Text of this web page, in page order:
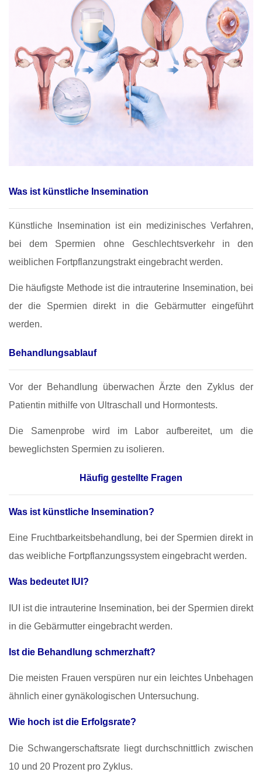
Was ist künstliche Insemination
Künstliche Insemination ist ein medizinisches Verfahren,
bei dem Spermien ohne Geschlechtsverkehr in den
weiblichen Fortpflanzungstrakt eingebracht werden.
Die häufigste Methode ist die intrauterine Insemination, bei
der die Spermien direkt in die Gebärmutter eingeführt
werden.
Behandlungsablauf
Vor der Behandlung überwachen Ärzte den Zyklus der
Patientin mithilfe von Ultraschall und Hormontests.
Die Samenprobe wird im Labor aufbereitet, um die
beweglichsten Spermien zu isolieren.
Häufig gestellte Fragen
Was ist künstliche Insemination?
Eine Fruchtbarkeitsbehandlung, bei der Spermien direkt in
das weibliche Fortpflanzungssystem eingebracht werden.
Was bedeutet IUI?
IUI ist die intrauterine Insemination, bei der Spermien direkt
in die Gebärmutter eingebracht werden.
Ist die Behandlung schmerzhaft?
Die meisten Frauen verspüren nur ein leichtes Unbehagen
ähnlich einer gynäkologischen Untersuchung.
Wie hoch ist die Erfolgsrate?
Die Schwangerschaftsrate liegt durchschnittlich zwischen
10 und 20 Prozent pro Zyklus.